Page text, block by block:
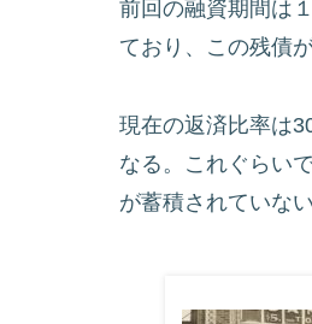
前回の融資期間は
ており、この残債
現在の返済比率は
なる。これぐらい
が蓄積されていな